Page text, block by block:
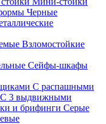
Черные
Взломостойкие
Сейфы-шкафы
С распашными
С 3 выдвижными
и брифинги Серые